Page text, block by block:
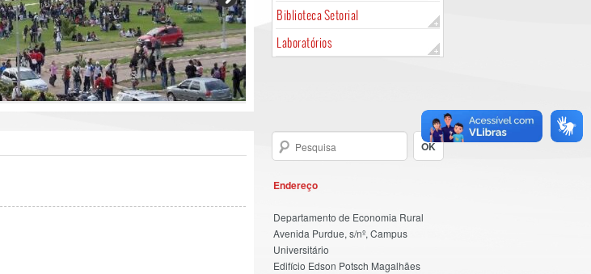
Biblioteca Setorial
Laboratórios
Endereço
Departamento de Economia Rural
Avenida Purdue, s/nº, Campus
Universitário
Edifício Edson Potsch Magalhães